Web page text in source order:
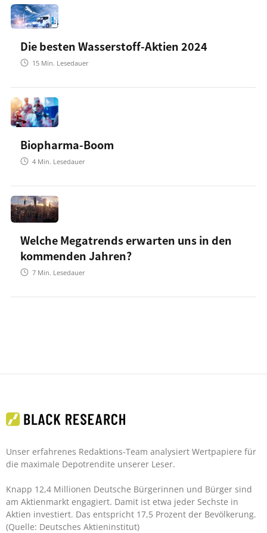
Die besten Wasserstoff-Aktien 2024
15 Min. Lesedauer
Biopharma-Boom
4 Min. Lesedauer
Welche Megatrends erwarten uns in den
kommenden Jahren?
7 Min. Lesedauer
Unser erfahrenes Redaktions-Team analysiert Wertpapiere für
die maximale Depotrendite unserer Leser.
Knapp 12,4 Millionen Deutsche Bürgerinnen und Bürger sind
am Aktienmarkt engagiert. Damit ist etwa jeder Sechste in
Aktien investiert. Das entspricht 17,5 Prozent der Bevölkerung.
(Quelle: Deutsches Aktieninstitut)